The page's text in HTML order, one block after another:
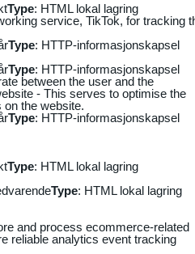
Type: HTML lokal lagring
service, TikTok, for tracking
Type: HTTP-informasjonskapsel
Type: HTTP-informasjonskapsel
between the user and the
- This serves to optimise the
on the website.
Type: HTTP-informasjonskapsel
Type: HTML lokal lagring
Type: HTML lokal lagring
and process ecommerce-related
reliable analytics event tracking